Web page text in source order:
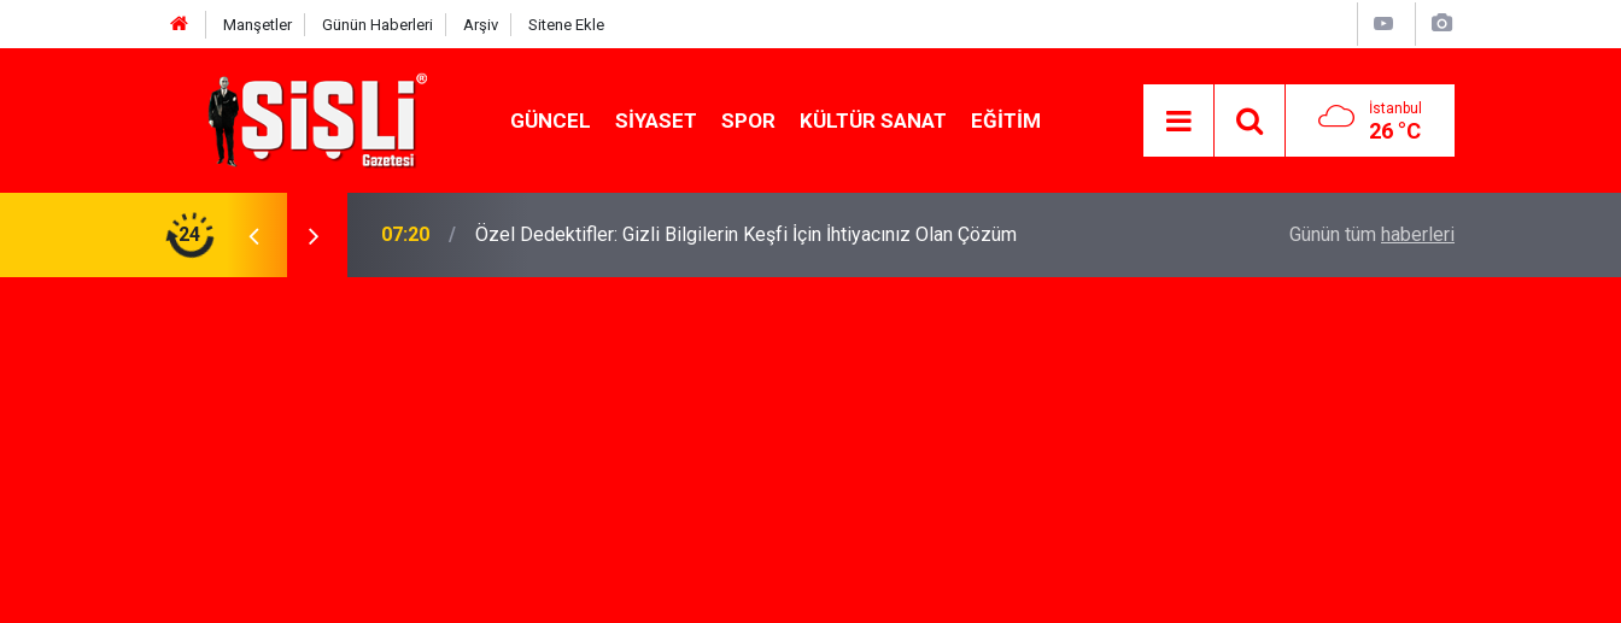
Manşetler Günün Haberleri Arşiv Sitene Ekle
GÜNCEL SIYASET SPOR KÜLTÜR SANAT EĞITIM İstanbul
26 °C
24
İçin İhtiyacınız Olan Çözüm 07:15 İskele'de Kiralık Daire Seçenekleriyle Konforlu Bir Yaşam Yeni İlişkiler İçin Dating App Seçenekleri
Günün tüm haberleri